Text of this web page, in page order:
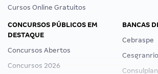
Cursos Online Gratuitos
CONCURSOS PÚBLICOS EM
DESTAQUE
Concursos Abertos
Concursos 2026
BANCAS
Cebraspe
Cesgranrio
Consulplan